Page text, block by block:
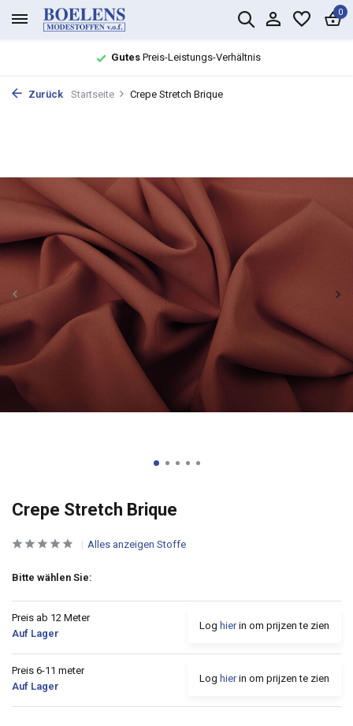
0
GutesPreis-Leistungs-Verhältnis
Zurück Startseite Crepe Stretch Brique
Crepe Stretch Brique
Alles anzeigen Stoffe
Bitte wählen Sie:
Preis ab 12 Meter
Auf Lager
Log hierin om prijzen te zien
Preis 6-11 meter
Auf Lager
Log hierin om prijzen te zien